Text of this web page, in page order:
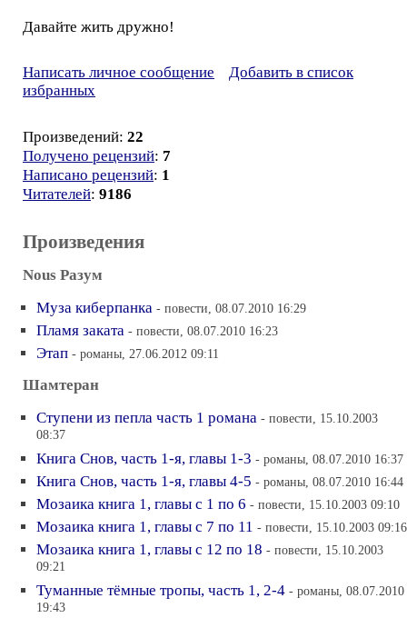
Давайте жить дружно!
Написать личное сообщение
Добавить в список
избранных
Произведений: 22
Получено рецензий: 7
Написано рецензий: 1
Читателей: 9186
Произведения
Nous Разум
Муза киберпанка - повести, 08.07.2010 16:29
Пламя заката - повести, 08.07.2010 16:23
Этап - романы, 27.06.2012 09:11
Шамтеран
Ступени из пепла часть 1 романа - повести, 15.10.2003
08:37
Книга Снов, часть 1-я, главы 1-3 - романы, 08.07.2010 16:37
Книга Снов, часть 1-я, главы 4-5 - романы, 08.07.2010 16:44
Мозаика книга 1, главы с 1 по 6 - повести, 15.10.2003 09:10
Мозаика книга 1, главы с 7 по 11 - повести, 15.10.2003 09:16
Мозаика книга 1, главы с 12 по 18 - повести, 15.10.2003
09:21
Туманные тёмные тропы, часть 1, 2-4 - романы, 08.07.2010
19:43